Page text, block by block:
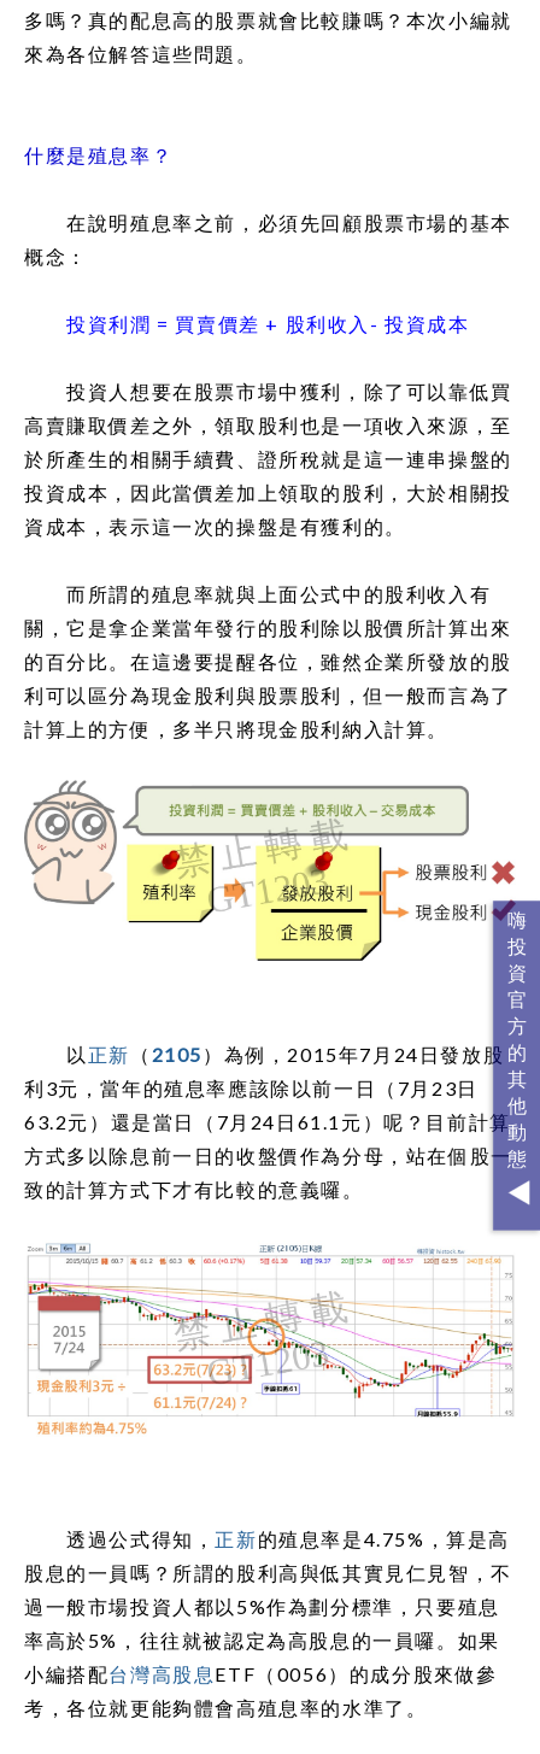
多嗎？真的配息高的股票就會比較賺嗎？本次小編就
來為各位解答這些問題。
什麼是殖息率？
在說明殖息率之前，必須先回顧股票市場的基本
概念：
投資利潤 = 買賣價差 + 股利收入- 投資成本
投資人想要在股票市場中獲利，除了可以靠低買
高賣賺取價差之外，領取股利也是一項收入來源，至
於所產生的相關手續費、證所稅就是這一連串操盤的
投資成本，因此當價差加上領取的股利，大於相關投
資成本，表示這一次的操盤是有獲利的。
而所謂的殖息率就與上面公式中的股利收入有
關，它是拿企業當年發行的股利除以股價所計算出來
的百分比。在這邊要提醒各位，雖然企業所發放的股
利可以區分為現金股利與股票股利，但一般而言為了
計算上的方便，多半只將現金股利納入計算。
以 正新 （ 2105 ）為例，2015年7月24日發放股
利3元，當年的殖息率應該除以前一日（7月23日
63.2元）還是當日（7月24日61.1元）呢？目前計算
方式多以除息前一日的收盤價作為分母，站在個股一
致的計算方式下才有比較的意義囉。
透過公式得知， 正新的殖息率是4.75%，算是高
股息的一員嗎？所謂的股利高與低其實見仁見智，不
過一般市場投資人都以5%作為劃分標準，只要殖息
率高於5%，往往就被認定為高股息的一員囉。如果
小編搭配台灣高股息 ETF（0056）的成分股來做參
考，各位就更能夠體會高殖息率的水準了。